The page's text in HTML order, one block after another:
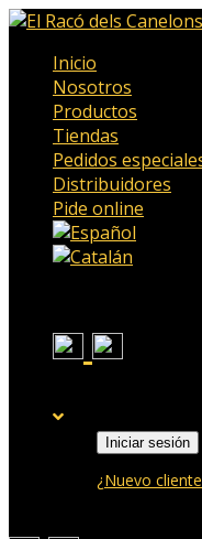
Inicio
Nosotros
Productos
Tiendas
Pedidos
Distribuidores
Pide online
Iniciar sesión
¿Nuevo